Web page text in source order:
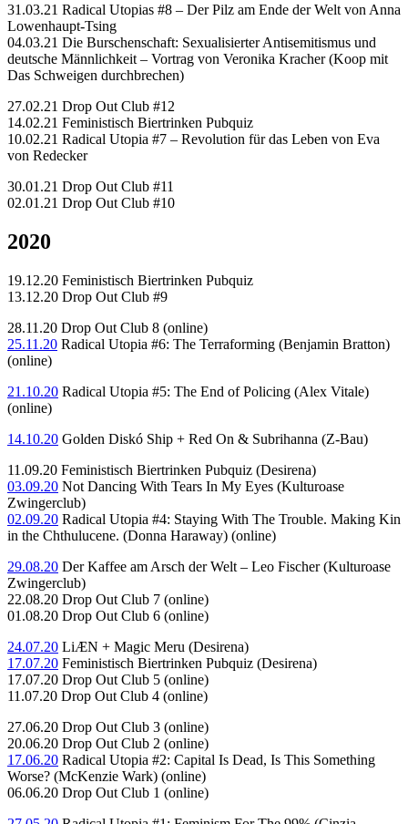
31.03.21 Radical Utopias #8 – Der Pilz am Ende der Welt von Anna
Lowenhaupt-Tsing
04.03.21 Die Burschenschaft: Sexualisierter Antisemitismus und
deutsche Männlichkeit – Vortrag von Veronika Kracher (Koop mit
Das Schweigen durchbrechen)
27.02.21 Drop Out Club #12
14.02.21 Feministisch Biertrinken Pubquiz
10.02.21 Radical Utopia #7 – Revolution für das Leben von Eva
von Redecker
30.01.21 Drop Out Club #11
02.01.21 Drop Out Club #10
2020
19.12.20 Feministisch Biertrinken Pubquiz
13.12.20 Drop Out Club #9
28.11.20 Drop Out Club 8 (online)
25.11.20 Radical Utopia #6: The Terraforming (Benjamin Bratton)
(online)
21.10.20 Radical Utopia #5: The End of Policing (Alex Vitale)
(online)
14.10.20 Golden Diskó Ship + Red On & Subrihanna (Z-Bau)
11.09.20 Feministisch Biertrinken Pubquiz (Desirena)
03.09.20 Not Dancing With Tears In My Eyes (Kulturoase
Zwingerclub)
02.09.20 Radical Utopia #4: Staying With The Trouble. Making Kin
in the Chthulucene. (Donna Haraway) (online)
29.08.20 Der Kaffee am Arsch der Welt – Leo Fischer (Kulturoase
Zwingerclub)
22.08.20 Drop Out Club 7 (online)
01.08.20 Drop Out Club 6 (online)
24.07.20 LiÆN + Magic Meru (Desirena)
17.07.20 Feministisch Biertrinken Pubquiz (Desirena)
17.07.20 Drop Out Club 5 (online)
11.07.20 Drop Out Club 4 (online)
27.06.20 Drop Out Club 3 (online)
20.06.20 Drop Out Club 2 (online)
17.06.20 Radical Utopia #2: Capital Is Dead, Is This Something
Worse? (McKenzie Wark) (online)
06.06.20 Drop Out Club 1 (online)